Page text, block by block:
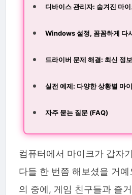
디바이스 관리자: 숨겨진 마
Windows 설정, 꼼꼼하게 다
드라이버 문제 해결: 최신 정
실전 예제: 다양한 상황별 마
자주 묻는 질문 (FAQ)
컴퓨터에서 마이크가 갑자
다들 한 번쯤 해보셨을 거
의 중에, 게임 친구들과 즐